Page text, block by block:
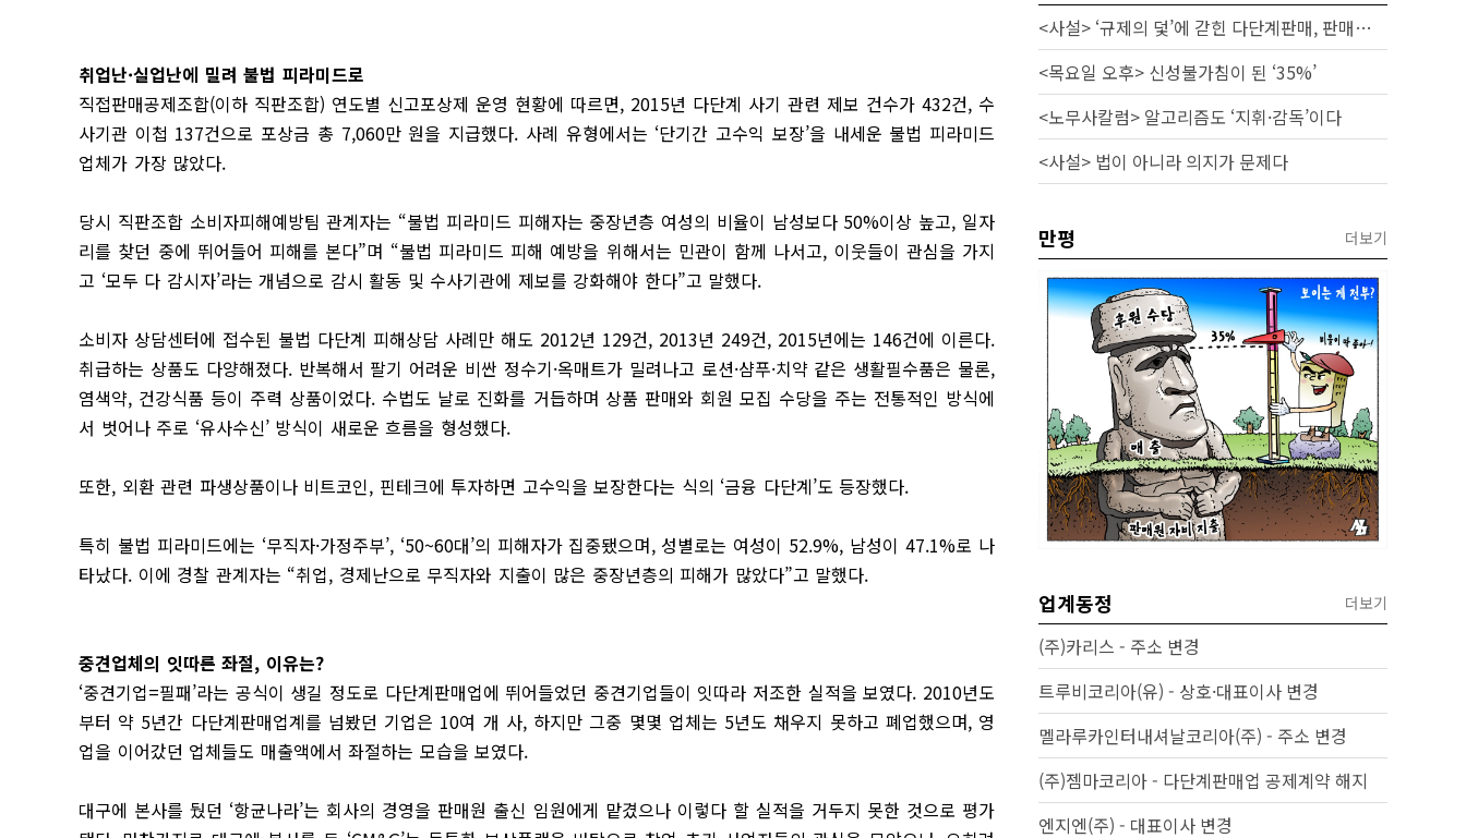
취업난·실업난에 밀려 불법 피라미드로
직접판매공제조합(이하 직판조합) 연도별 신고포상제 운영 현황에 따르면, 2015년 다단계 사기 관련 제보 건수가 432건, 수
사기관 이첩 137건으로 포상금 총 7,060만 원을 지급했다. 사례 유형에서는 ‘단기간 고수익 보장’을 내세운 불법 피라미드
업체가 가장 많았다.
당시 직판조합 소비자피해예방팀 관계자는 “불법 피라미드 피해자는 중장년층 여성의 비율이 남성보다 50%이상 높고, 일자
리를 찾던 중에 뛰어들어 피해를 본다”며 “불법 피라미드 피해 예방을 위해서는 민관이 함께 나서고, 이웃들이 관심을 가지
고 ‘모두 다 감시자’라는 개념으로 감시 활동 및 수사기관에 제보를 강화해야 한다”고 말했다.
소비자 상담센터에 접수된 불법 다단계 피해상담 사례만 해도 2012년 129건, 2013년 249건, 2015년에는 146건에 이른다.
취급하는 상품도 다양해졌다. 반복해서 팔기 어려운 비싼 정수기·옥매트가 밀려나고 로션·샴푸·치약 같은 생활필수품은 물론,
염색약, 건강식품 등이 주력 상품이었다. 수법도 날로 진화를 거듭하며 상품 판매와 회원 모집 수당을 주는 전통적인 방식에
서 벗어나 주로 ‘유사수신’ 방식이 새로운 흐름을 형성했다.
또한, 외환 관련 파생상품이나 비트코인, 핀테크에 투자하면 고수익을 보장한다는 식의 ‘금융 다단계’도 등장했다.
특히 불법 피라미드에는 ‘무직자·가정주부’, ‘50~60대’의 피해자가 집중됐으며, 성별로는 여성이 52.9%, 남성이 47.1%로 나
타났다. 이에 경찰 관계자는 “취업, 경제난으로 무직자와 지출이 많은 중장년층의 피해가 많았다”고 말했다.
중견업체의 잇따른 좌절, 이유는?
‘중견기업=필패’라는 공식이 생길 정도로 다단계판매업에 뛰어들었던 중견기업들이 잇따라 저조한 실적을 보였다. 2010년도
부터 약 5년간 다단계판매업계를 넘봤던 기업은 10여 개 사, 하지만 그중 몇몇 업체는 5년도 채우지 못하고 폐업했으며, 영
업을 이어갔던 업체들도 매출액에서 좌절하는 모습을 보였다.
대구에 본사를 뒀던 ‘항균나라’는 회사의 경영을 판매원 출신 임원에게 맡겼으나 이렇다 할 실적을 거두지 못한 것으로 평가
<사설> ‘규제의 덫’에 갇힌 다단계판매, 판매원 보호 시급하다
<목요일 오후> 신성불가침이 된 ‘35%’
<노무사칼럼> 알고리즘도 ‘지휘·감독’이다
<사설> 법이 아니라 의지가 문제다
만평 더보기
업계동정 더보기
(주)카리스 - 주소 변경
트루비코리아(유) - 상호·대표이사 변경
멜라루카인터내셔날코리아(주) - 주소 변경
(주)젬마코리아 - 다단계판매업 공제계약 해지
엔지엔(주) - 대표이사 변경